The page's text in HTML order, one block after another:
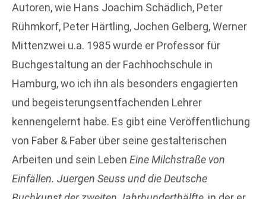
Autoren, wie Hans Joachim Schädlich, Peter
Rühmkorf, Peter Härtling, Jochen Gelberg, Werner
Mittenzwei u.a. 1985 wurde er Professor für
Buchgestaltung an der Fachhochschule in
Hamburg, wo ich ihn als besonders engagierten
und begeisterungsentfachenden Lehrer
kennengelernt habe. Es gibt eine Veröffentlichung
von Faber & Faber über seine gestalterischen
Arbeiten und sein Leben Eine Milchstraße von
Einfällen. Juergen Seuss und die Deutsche